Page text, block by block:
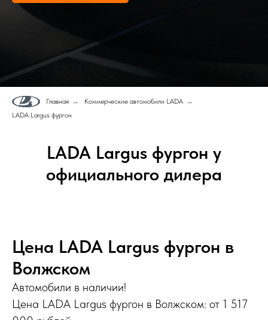
Главная → Коммерческие автомобили LADA →
LADA Largus фургон
LADA Largus фургон у
официального дилера
Цена LADA Largus фургон в
Волжском
Автомобили в наличии!
Цена LADA Largus фургон в Волжском: от 1 517